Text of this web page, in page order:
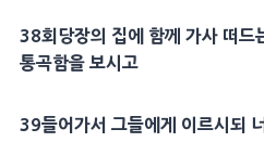
38회당장의 집에 함께 가사 떠드
통곡함을 보시고
39들어가서 그들에게 이르시되